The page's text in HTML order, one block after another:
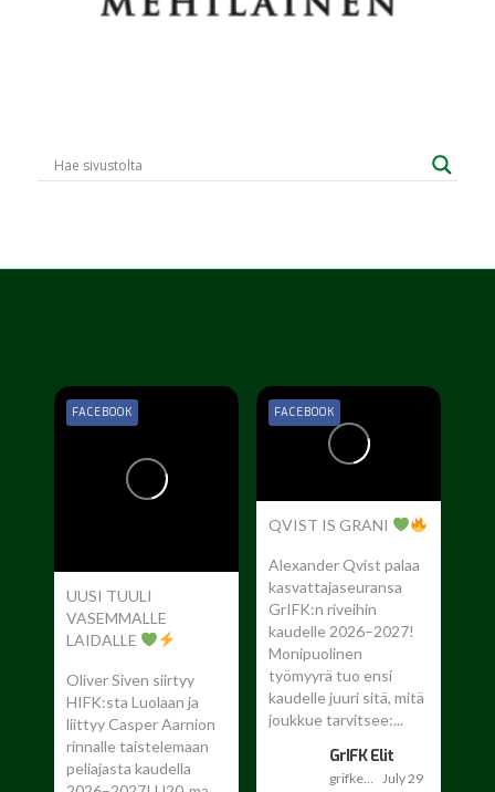
UUSI TUULI
VASEMMALLE
LAIDALLE
Oliver Siven siirtyy
HIFK:sta Luolaan ja
liittyy Casper Aarnion
rinnalle taistelemaan
peliajasta kaudella
FACEBOOK
QVIST IS GRANI
Alexander Qvist palaa
kasvattajaseuransa
GrIFK:n riveihin
kaudelle 2026–2027!
Monipuolinen
työmyyrä tuo ensi
kaudelle juuri sitä, mitä
joukkue tarvitsee:...
GrIFK Elit
grifkelit July 29
FACEBOOK